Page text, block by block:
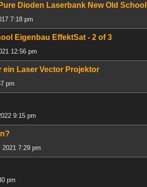
Dioden Laserbank New Old School
7:18 pm
Eigenbau EffektSat - 2 of 3
12:56 pm
Laser Vector Projektor
pm
9:15 pm
2021 7:29 pm
pm